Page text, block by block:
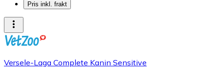
Pris inkl. frakt
Versele-Laga Complete Kanin Sensitive